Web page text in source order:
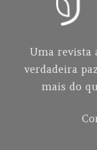
Uma revista
verdadeira
mais do